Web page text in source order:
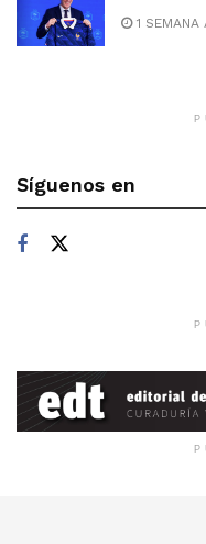
1 SEMANA
Síguenos en